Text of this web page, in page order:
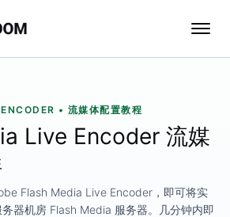
• 流媒体配置教程
Live Encoder 流媒
Flash Media Live Encoder，即可将实
器机房 Flash Media 服务器。几分钟内即